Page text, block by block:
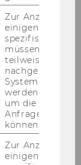
Zur Anzeige von
einigen WU-
spezifischen
müssen
teilweise von
nachgelagerten
System
werden.
um die Antwort
Anfrage
können.
Zur Anzeige von
einigen WU-